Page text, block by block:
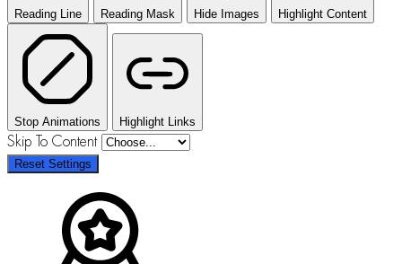
Reading Line Reading Mask Hide Images Highlight Content
Stop Animations Highlight Links
Skip To Content
Reset Settings